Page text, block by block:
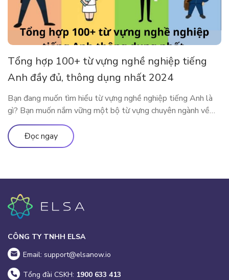
Tổng hợp 100+ từ vựng nghề nghiệp tiếng
Anh đầy đủ, thông dụng nhất 2024
Bạn đang muốn tìm hiểu từ vựng nghề nghiệp tiếng Anh là
gì? Bạn muốn nắm vững một bộ từ vựng chuyên ngành về
nghề nghiệp tiếng Anh đầy đủ và thông dụng? Vậy thì mời
các độc giả theo chân ELSA Premium để khám phá tất tần
tật về bộ từ vựng mô tả […]
Đọc ngay
CÔNG TY TNHH ELSA
Email: support@elsanow.io
Tổng đài CSKH: 1900 633 413